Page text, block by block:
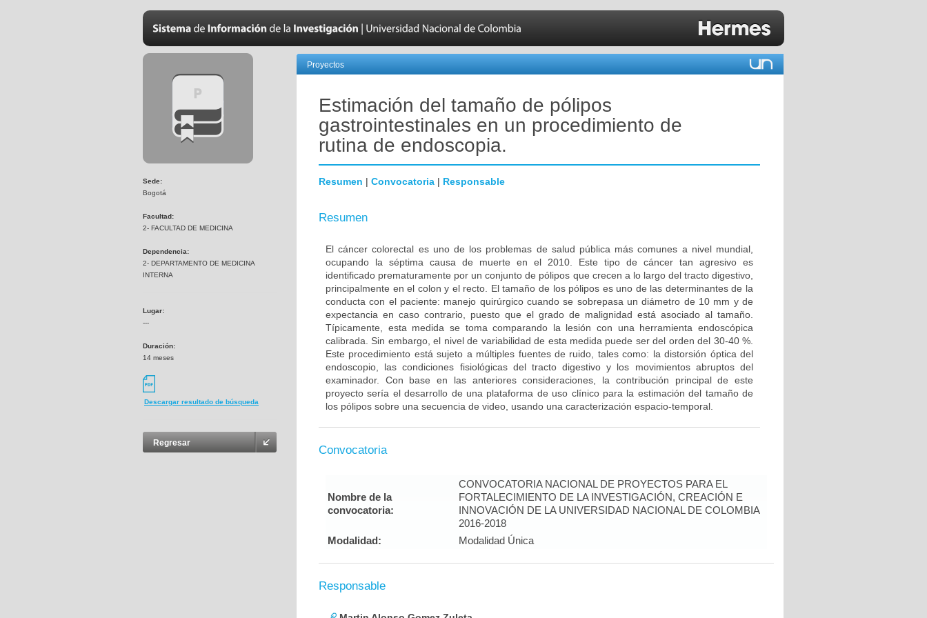
Sede:
Bogotá
Facultad:
2- FACULTAD DE MEDICINA
Dependencia:
2- DEPARTAMENTO DE MEDICINA
INTERNA
Lugar:
---
Duración:
14 meses
Descargar resultado de búsqueda
Regresar
Proyectos
Estimación del tamaño de pólipos
gastrointestinales en un procedimiento de
rutina de endoscopia.
Resumen | Convocatoria | Responsable
Resumen
El cáncer colorectal es uno de los problemas de salud pública más comunes a nivel mundial,
ocupando la séptima causa de muerte en el 2010. Este tipo de cáncer tan agresivo es
identificado prematuramente por un conjunto de pólipos que crecen a lo largo del tracto digestivo,
principalmente en el colon y el recto. El tamaño de los pólipos es uno de las determinantes de la
conducta con el paciente: manejo quirúrgico cuando se sobrepasa un diámetro de 10 mm y de
expectancia en caso contrario, puesto que el grado de malignidad está asociado al tamaño.
Típicamente, esta medida se toma comparando la lesión con una herramienta endoscópica
calibrada. Sin embargo, el nivel de variabilidad de esta medida puede ser del orden del 30-40 %.
Este procedimiento está sujeto a múltiples fuentes de ruido, tales como: la distorsión óptica del
endoscopio, las condiciones fisiológicas del tracto digestivo y los movimientos abruptos del
examinador. Con base en las anteriores consideraciones, la contribución principal de este
proyecto sería el desarrollo de una plataforma de uso clínico para la estimación del tamaño de
los pólipos sobre una secuencia de video, usando una caracterización espacio-temporal.
Convocatoria
Nombre de la
convocatoria:
CONVOCATORIA NACIONAL DE PROYECTOS PARA EL
FORTALECIMIENTO DE LA INVESTIGACIÓN, CREACIÓN E
INNOVACIÓN DE LA UNIVERSIDAD NACIONAL DE COLOMBIA
2016-2018
Modalidad:
Modalidad Única
Responsable